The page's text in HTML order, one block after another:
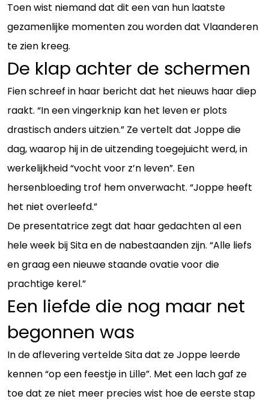
Toen wist niemand dat dit een van hun laatste
gezamenlijke momenten zou worden dat Vlaanderen
te zien kreeg.
De klap achter de schermen
Fien schreef in haar bericht dat het nieuws haar diep
raakt. “In een vingerknip kan het leven er plots
drastisch anders uitzien.” Ze vertelt dat Joppe die
dag, waarop hij in de uitzending toegejuicht werd, in
werkelijkheid “vocht voor z’n leven”. Een
hersenbloeding trof hem onverwacht. “Joppe heeft
het niet overleefd.”
De presentatrice zegt dat haar gedachten al een
hele week bij Sita en de nabestaanden zijn. “Alle liefs
en graag een nieuwe staande ovatie voor die
prachtige kerel.”
Een liefde die nog maar net
begonnen was
In de aflevering vertelde Sita dat ze Joppe leerde
kennen “op een feestje in Lille”. Met een lach gaf ze
toe dat ze niet meer precies wist hoe de eerste stap